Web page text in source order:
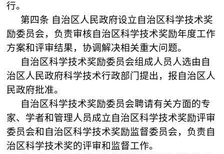
行。
第四条 自治区人民政府设立自治区科学技术奖
励委员会，负责审核自治区科学技术奖励年度工作
方案和评审结果，协调解决相关重大问题。
自治区科学技术奖励委员会组成人员人选由自
治区人民政府科学技术行政部门提出，报自治区人
民政府批准。
自治区科学技术奖励委员会聘请有关方面的专
家、学者和管理人员成立自治区科学技术奖励评审
委员会和自治区科学技术奖励监督委员会，负责自
治区科学技术奖的评审和监督工作。